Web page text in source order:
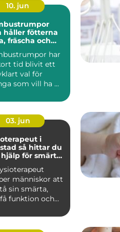
10. jun
håller fötterna
fräscha och
har
tid blivit ett
val för
som vill ha ...
03. jun
i
hittar du
för smärta
människor att
sin smärta,
funktion och